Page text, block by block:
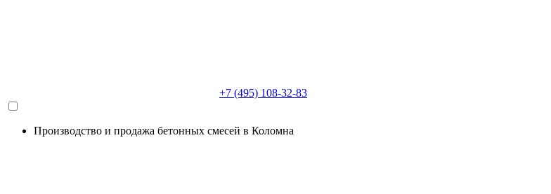
+7 (495) 108-32-83
Производство и продажа бетонных смесей в Коломна